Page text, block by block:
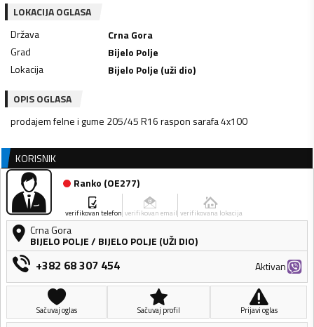
LOKACIJA OGLASA
Država
Crna Gora
Grad
Bijelo Polje
Lokacija
Bijelo Polje (uži dio)
OPIS OGLASA
prodajem felne i gume 205/45 R16 raspon sarafa 4x100
KORISNIK
Ranko (OE277)
verifikovan telefon verifikovan email verifikovana lokacija
Crna Gora
BIJELO POLJE/ BIJELO POLJE (UŽI DIO)
+382 68 307 454 Aktivan
Sačuvaj oglas Sačuvaj profil Prijavi oglas